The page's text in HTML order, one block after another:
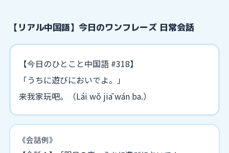
【リアル中国語】今日のワンフレーズ 日常会話
【今日のひとこと中国語 #318】
「うちに遊びにおいでよ。」
来我家玩吧。（Lái wǒ jiā wán ba.）
《会話例》